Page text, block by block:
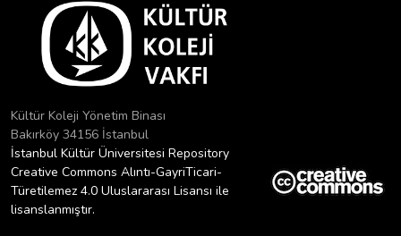
Kültür Koleji Yönetim Binası
Bakırköy 34156 İstanbul
İstanbul Kültür Üniversitesi Repository
Creative Commons Alıntı-GayriTicari-
Türetilemez 4.0 Uluslararası Lisansı ile
lisanslanmıştır.